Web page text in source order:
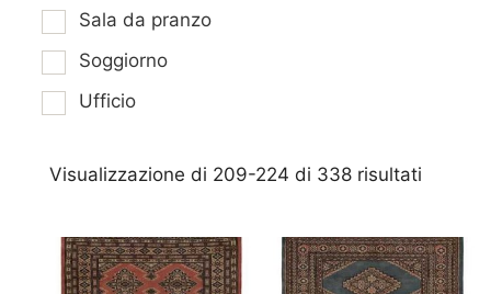
Sala da pranzo
Soggiorno
Ufficio
Visualizzazione di 209-224 di 338 risultati